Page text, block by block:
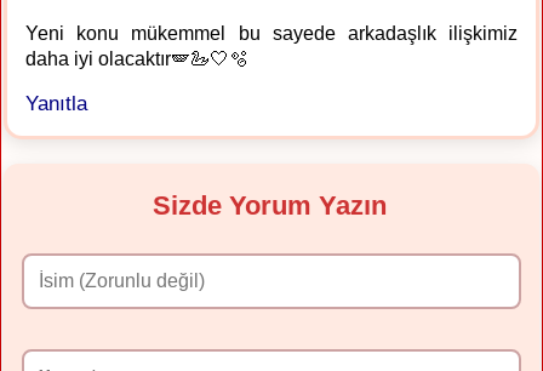
Yeni konu mükemmel bu sayede arkadaşlık ilişkimiz
daha iyi olacaktır🪽🦢🤍🫧
Yanıtla
Sizde Yorum Yazın